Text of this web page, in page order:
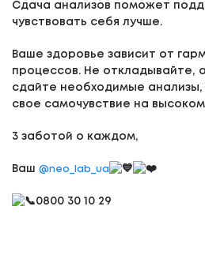
Сдача анализов поможет
чувствовать себя лучше.
Ваше здоровье зависит от
процессов. Не откладывайте,
сдайте необходимые
свое самочувствие на
3 заботой о каждом,
Ваш @neo_lab_ua
0800 30 10 29